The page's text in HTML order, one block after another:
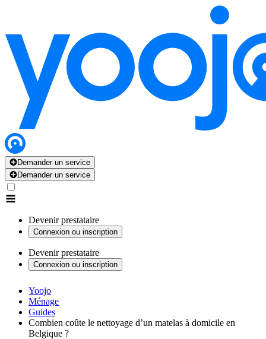
Demander un service
Demander un service
Devenir prestataire
Connexion ou inscription
Devenir prestataire
Connexion ou inscription
Yoojo
Ménage
Guides
Combien coûte le nettoyage d’un matelas à domicile en
Belgique ?